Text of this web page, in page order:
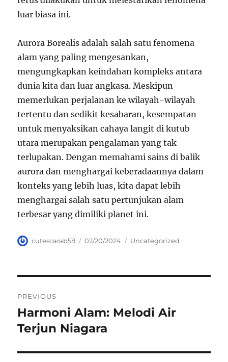
luar biasa ini.
Aurora Borealis adalah salah satu fenomena
alam yang paling mengesankan,
mengungkapkan keindahan kompleks antara
dunia kita dan luar angkasa. Meskipun
memerlukan perjalanan ke wilayah-wilayah
tertentu dan sedikit kesabaran, kesempatan
untuk menyaksikan cahaya langit di kutub
utara merupakan pengalaman yang tak
terlupakan. Dengan memahami sains di balik
aurora dan menghargai keberadaannya dalam
konteks yang lebih luas, kita dapat lebih
menghargai salah satu pertunjukan alam
terbesar yang dimiliki planet ini.
Author
cutescarab58
Posted
02/20/2024 Categories
Uncategorized
pos
PREVIOUS
Previous
post:
Harmoni Alam: Melodi Air
Terjun Niagara